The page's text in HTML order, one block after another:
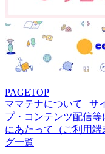
PAGETOP
ママテナについて | サ
プ・コンテンツ配信
にあたって（ご利用
グ一覧